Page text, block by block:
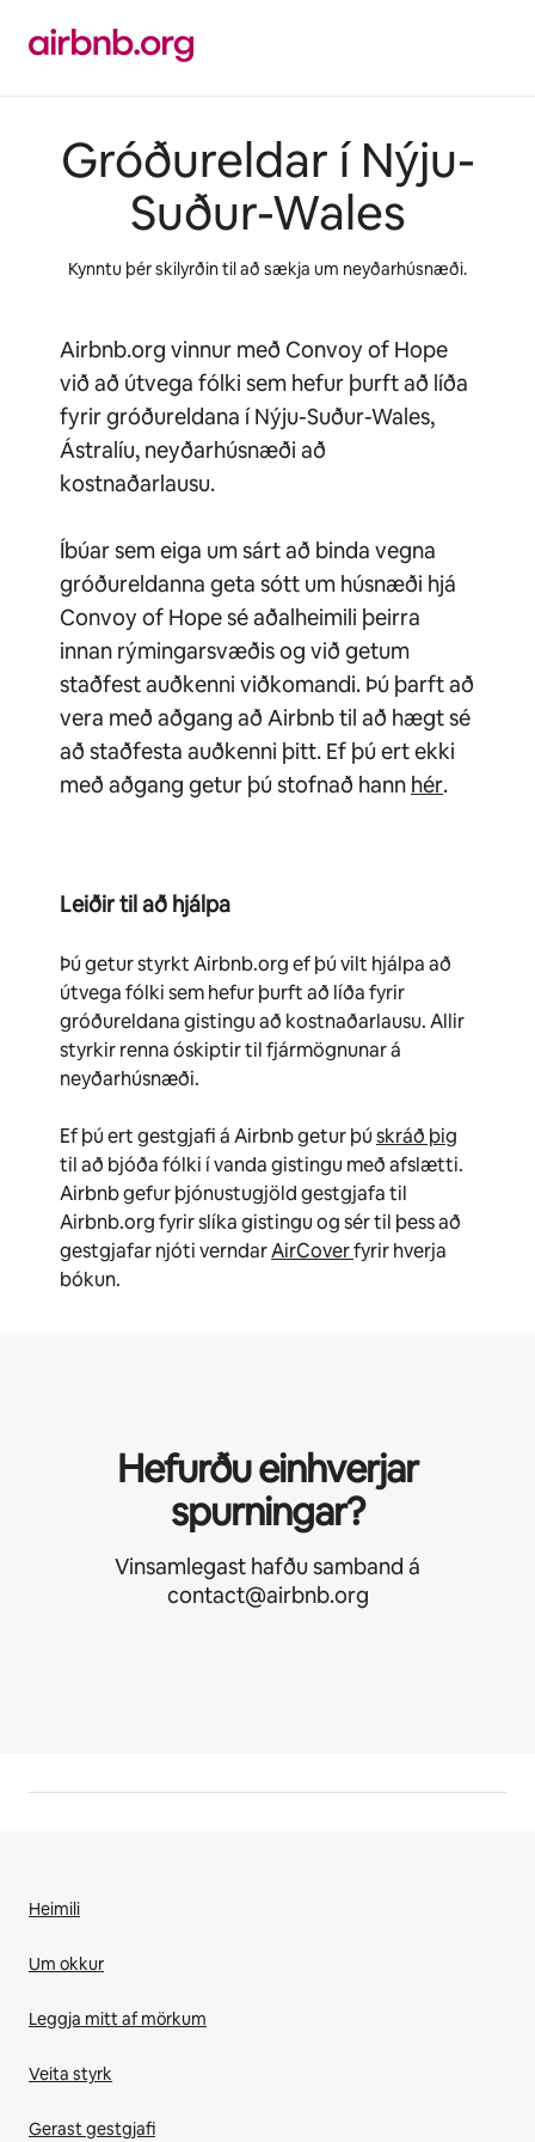
beint
Gróðureldar í Nýju-
Suður-Wales
Kynntu þér skilyrðin til að sækja um neyðarhúsnæði.
Airbnb.org vinnur með Convoy of Hope
við að útvega fólki sem hefur þurft að líða
fyrir gróðureldana í Nýju-Suður-Wales,
Ástralíu, neyðarhúsnæði að
kostnaðarlausu.
Íbúar sem eiga um sárt að binda vegna
gróðureldanna geta sótt um húsnæði hjá
Convoy of Hope sé aðalheimili þeirra
innan rýmingarsvæðis og við getum
staðfest auðkenni viðkomandi. Þú þarft að
vera með aðgang að Airbnb til að hægt sé
að staðfesta auðkenni þitt. Ef þú ert ekki
með aðgang getur þú stofnað hann hér.
Leiðir til að hjálpa
Þú getur styrkt Airbnb.org ef þú vilt hjálpa að
útvega fólki sem hefur þurft að líða fyrir
gróðureldana gistingu að kostnaðarlausu. Allir
styrkir renna óskiptir til fjármögnunar á
neyðarhúsnæði.
Ef þú ert gestgjafi á Airbnb getur þúskráð þig
til að bjóða fólki í vanda gistingu með afslætti.
Airbnb gefur þjónustugjöld gestgjafa til
Airbnb.org fyrir slíka gistingu og sér til þess að
gestgjafar njóti verndarAirCoverfyrir hverja
bókun.
Hefurðu einhverjar
spurningar?
Vinsamlegast hafðu samband á
contact@airbnb.org
Heimili
Um okkur
Leggja mitt af mörkum
Veita styrk
Gerast gestgjafi